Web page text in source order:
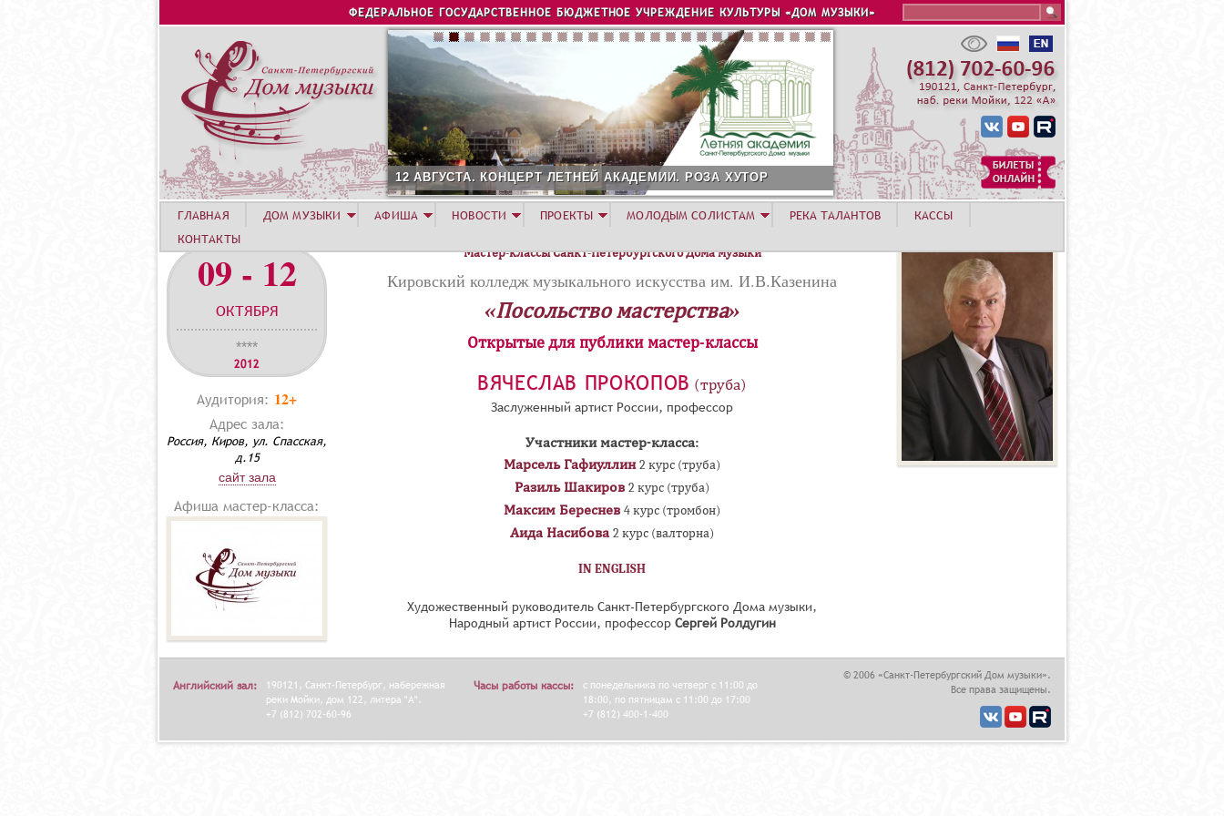
Jump to navigation
ФЕДЕРАЛЬНОЕ ГОСУДАРСТВЕННОЕ БЮДЖЕТНОЕ УЧРЕЖДЕНИЕ КУЛЬТУРЫ «ДОМ МУЗЫКИ»
12 АВГУСТА. КОНЦЕРТ ЛЕТНЕЙ АКАДЕМИИ. РОЗА ХУТОР СОЛИСТ АВГУСТА 2026 - АЛЕКСАНДР ГЕРАСИМОВ
09 - 12
ОКТЯБРЯ
****
2012
Аудитория: 12+
Адрес зала:
Россия, Киров, ул. Спасская,
д.15
сайт зала
Афиша мастер-класса:
Мастер-классы Санкт-Петербургского Дома музыки
Кировский колледж музыкального искусства им. И.В.Казенина
«Посольство мастерства»
Открытые для публики мастер-классы
ВЯЧЕСЛАВ ПРОКОПОВ (труба)
Заслуженный артист России, профессор
Участники мастер-класса:
Марсель Гафиуллин 2 курс (труба)
Разиль Шакиров 2 курс (труба)
Максим Береснев 4 курс (тромбон)
Аида Насибова 2 курс (валторна)
IN ENGLISH
Художественный руководитель Санкт-Петербургского Дома музыки,
Народный артист России, профессор Сергей Ролдугин
ГЛАВНАЯ ДОМ МУЗЫКИ АФИША НОВОСТИ ПРОЕКТЫ МОЛОДЫМ СОЛИСТАМ РЕКА ТАЛАНТОВ
КАССЫ
КОНТАКТЫ
Английский зал:
190121, Санкт-Петербург, набережная
реки Мойки, дом 122, литера "А".
+7 (812) 702-60-96
Часы работы кассы:
с понедельника по четверг с 11:00 до
18:00, по пятницам с 11:00 до 17:00
+7 (812) 400-1-400
© 2006 «Санкт-Петербургский Дом музыки».
Все права защищены.